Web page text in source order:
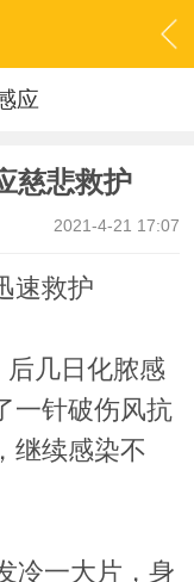
应
慈悲救护
2021-4-21 17:07
速救护
几日化脓感
一针破伤风抗
继续感染不
冷一大片，身